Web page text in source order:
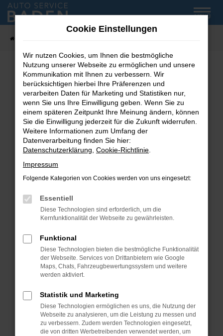
Zum
Hauptinhalt
MENÜ
Fehler: Network Error
Beim Laden ist ein Fehler aufgetreten.
Hier sind ein paar Tipps, die dir helfen können:
Überprüfe deine Firewall und deine
Internetverbindung.
Laden andere Webseiten, zum Beispiel deine
Suchmaschine?
Prüfe deine Browsererweiterungen.
können das Laden bestimmter Seiten
verhindern. Funktioniert die Seite in einem
Fenster?
Starte dein Gerät neu.
Das kann manchmal helfen, vorübergehende
Probleme zu beheben.
Betriebssystem auf dem neuesten Stand
sind.
Veraltete Software birgt nicht nur ein
Sicherheitsrisiko, sondern kann auch dazu
Cookie Einstellungen
Wir nutzen Cookies, um Ihnen die bestmögliche
Nutzung unserer Webseite zu ermöglichen und unsere
Kommunikation mit Ihnen zu verbessern. Wir
berücksichtigen hierbei Ihre Präferenzen und
verarbeiten Daten für Marketing und Statistiken nur,
wenn Sie uns Ihre Einwilligung geben. Wenn Sie zu
einem späteren Zeitpunkt Ihre Meinung ändern, können
Sie die Einwilligung jederzeit für die Zukunft widerrufen.
Weitere Informationen zum Umfang der
Datenverarbeitung finden Sie hier:
Datenschutzerklärung Cookie-Richtlinie
Impressum
Folgende Kategorien von Cookies werden von uns eingesetzt:
Essentiell
Diese Technologien sind erforderlich, um die
Kernfunktionalität der Webseite zu gewährleisten.
Funktional
Diese Technologien bieten die bestmögliche Funktionalität
der Webseite. Services von Drittanbietern wie Google
Maps, Chats, Fahrzeugbewertungssystem und weitere
werden aktiviert.
Statistik und Marketing
Diese Technologien ermöglichen es uns, die Nutzung der
Webseite zu analysieren, um die Leistung zu messen und
zu verbessern. Zudem werden Technologien eingesetzt,
die von dritten Werbetreibenden verwendet werden, um